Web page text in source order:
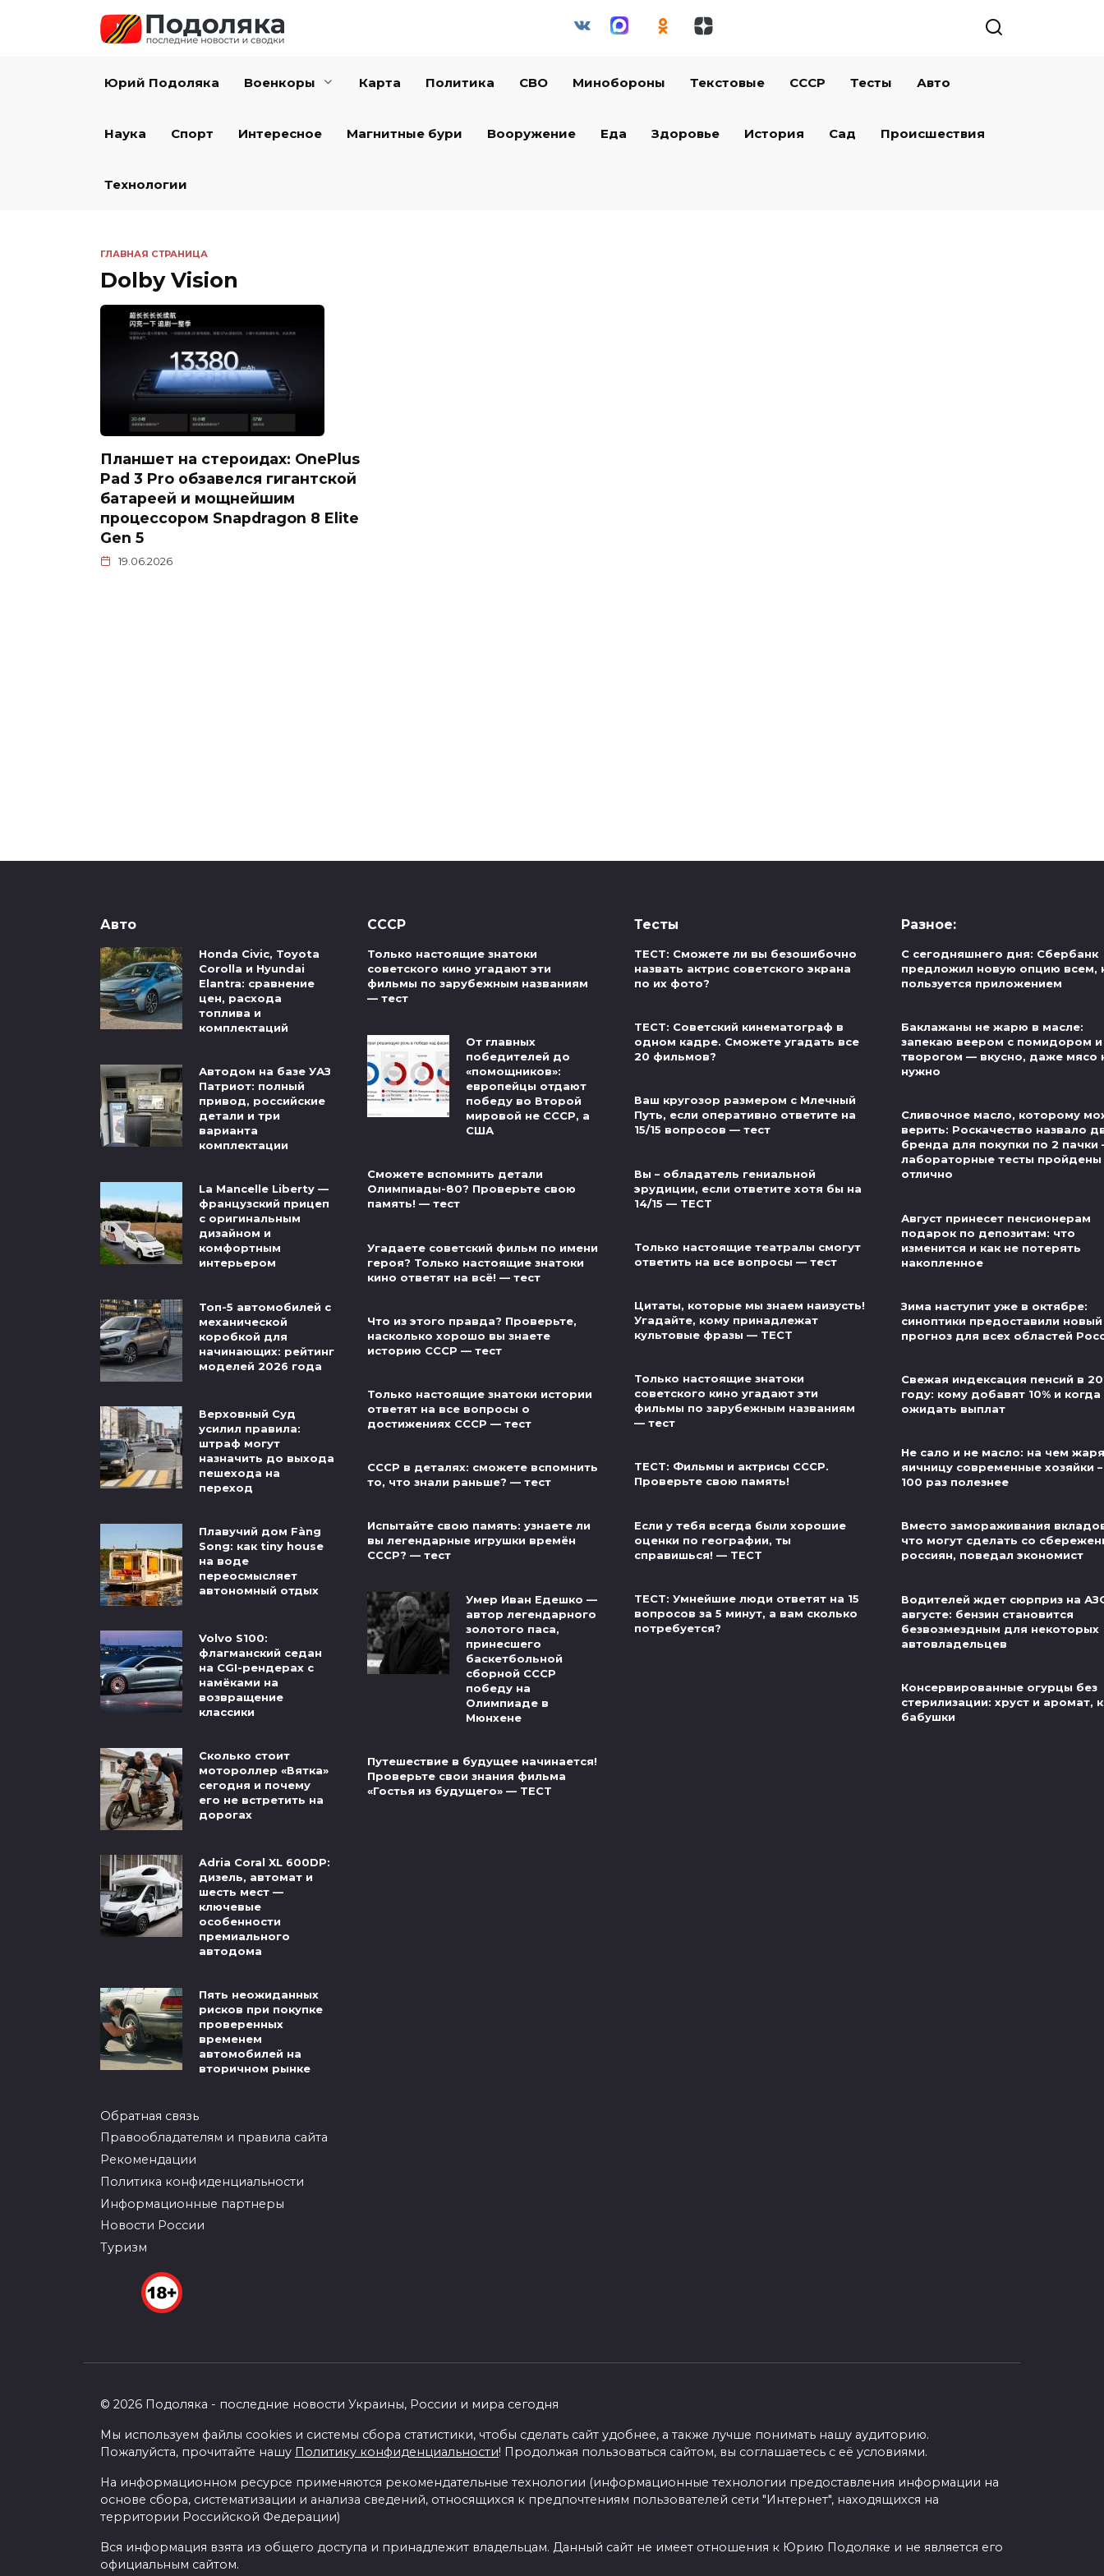
Юрий Подоляка Военкоры Карта Политика СВО Минобороны Текстовые СССР Тесты Авто
Наука Спорт Интересное Магнитные бури Вооружение Еда Здоровье История Сад Происшествия
Технологии
ГЛАВНАЯ СТРАНИЦА
Dolby Vision
Планшет на стероидах: OnePlus
Pad 3 Pro обзавелся гигантской
батареей и мощнейшим
процессором Snapdragon 8 Elite
Gen 5
19.06.2026
Авто
Honda Civic, Toyota
Corolla и Hyundai
Elantra: сравнение
цен, расхода
топлива и
комплектаций
Автодом на базе УАЗ
Патриот: полный
привод, российские
детали и три
варианта
комплектации
La Mancelle Liberty —
французский прицеп
с оригинальным
дизайном и
комфортным
интерьером
Топ-5 автомобилей с
механической
коробкой для
начинающих: рейтинг
моделей 2026 года
Верховный Суд
усилил правила:
штраф могут
назначить до выхода
пешехода на
переход
Плавучий дом Fàng
Song: как tiny house
на воде
переосмысляет
автономный отдых
Volvo S100:
флагманский седан
на CGI-рендерах с
намёками на
возвращение
классики
Сколько стоит
мотороллер «Вятка»
сегодня и почему
его не встретить на
дорогах
Adria Coral XL 600DP:
дизель, автомат и
шесть мест —
ключевые
особенности
премиального
автодома
Пять неожиданных
рисков при покупке
проверенных
временем
автомобилей на
вторичном рынке
Обратная связь
Правообладателям и правила сайта
Рекомендации
Политика конфиденциальности
Информационные партнеры
Новости России
Туризм
СССР
Только настоящие знатоки
советского кино угадают эти
фильмы по зарубежным названиям
— тест
От главных
победителей до
«помощников»:
европейцы отдают
победу во Второй
мировой не СССР, а
США
Сможете вспомнить детали
Олимпиады-80? Проверьте свою
память! — тест
Угадаете советский фильм по имени
героя? Только настоящие знатоки
кино ответят на всё! — тест
Что из этого правда? Проверьте,
насколько хорошо вы знаете
историю СССР — тест
Только настоящие знатоки истории
ответят на все вопросы о
достижениях СССР — тест
СССР в деталях: сможете вспомнить
то, что знали раньше? — тест
Испытайте свою память: узнаете ли
вы легендарные игрушки времён
СССР? — тест
Умер Иван Едешко —
автор легендарного
золотого паса,
принесшего
баскетбольной
сборной СССР
победу на
Олимпиаде в
Мюнхене
Путешествие в будущее начинается!
Проверьте свои знания фильма
«Гостья из будущего» — ТЕСТ
Тесты
ТЕСТ: Сможете ли вы безошибочно
назвать актрис советского экрана
по их фото?
ТЕСТ: Советский кинематограф в
одном кадре. Сможете угадать все
20 фильмов?
Ваш кругозор размером с Млечный
Путь, если оперативно ответите на
15/15 вопросов — тест
Вы – обладатель гениальной
эрудиции, если ответите хотя бы на
14/15 — ТЕСТ
Только настоящие театралы смогут
ответить на все вопросы — тест
Цитаты, которые мы знаем наизусть!
Угадайте, кому принадлежат
культовые фразы — ТЕСТ
Только настоящие знатоки
советского кино угадают эти
фильмы по зарубежным названиям
— тест
ТЕСТ: Фильмы и актрисы СССР.
Проверьте свою память!
Если у тебя всегда были хорошие
оценки по географии, ты
справишься! — ТЕСТ
ТЕСТ: Умнейшие люди ответят на 15
вопросов за 5 минут, а вам сколько
потребуется?
Разное:
С сегодняшнего дня: Сбербанк
предложил новую опцию всем,
пользуется приложением
Баклажаны не жарю в масле:
запекаю веером с помидором и
творогом — вкусно, даже мясо
нужно
Сливочное масло, которому
верить: Роскачество назвало
бренда для покупки по 2 пачки
лабораторные тесты пройдены
отлично
Август принесет пенсионерам
подарок по депозитам: что
изменится и как не потерять
накопленное
Зима наступит уже в октябре:
синоптики предоставили новый
прогноз для всех областей
Свежая индексация пенсий в
году: кому добавят 10% и когда
ожидать выплат
Не сало и не масло: на чем
яичницу современные хозяйки
100 раз полезнее
Вместо замораживания
что могут сделать со
россиян, поведал экономист
Водителей ждет сюрприз на
августе: бензин становится
безвозмездным для некоторых
автовладельцев
Консервированные огурцы без
стерилизации: хруст и аромат,
бабушки
© 2026 Подоляка - последние новости Украины, России и мира сегодня
Мы используем файлы cookies и системы сбора статистики, чтобы сделать сайт удобнее, а также лучше понимать нашу аудиторию.
Пожалуйста, прочитайте нашу Политику конфиденциальности! Продолжая пользоваться сайтом, вы соглашаетесь с её условиями.
На информационном ресурсе применяются рекомендательные технологии (информационные технологии предоставления информации на
основе сбора, систематизации и анализа сведений, относящихся к предпочтениям пользователей сети "Интернет", находящихся на
территории Российской Федерации)
Вся информация взята из общего доступа и принадлежит владельцам. Данный сайт не имеет отношения к Юрию Подоляке и не является его
официальным сайтом.